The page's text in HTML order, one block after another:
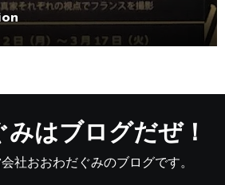
はブログだぜ！
社おおわだぐみのブログです。